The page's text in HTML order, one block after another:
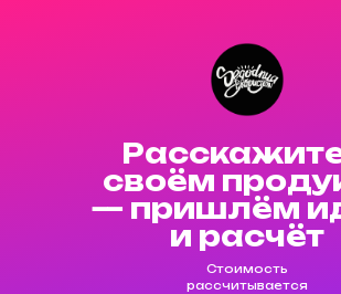
своём
— пришлём
и расчёт
Стоимость
рассчитывается